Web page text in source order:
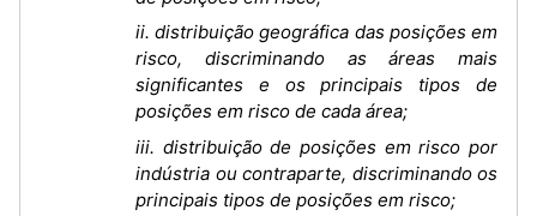
ii. distribuição geográfica das posições em
risco, discriminando as áreas mais
significantes e os principais tipos de
posições em risco de cada área;
iii. distribuição de posições em risco por
indústria ou contraparte, discriminando os
principais tipos de posições em risco;